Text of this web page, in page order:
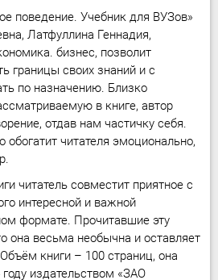
поведение. Учебник для ВУЗов»
Латфуллина Геннадия,
бизнес, позволит
границы своих знаний и с
по назначению. Близко
в книге, автор
отдав нам частичку себя.
обогатит читателя эмоционально,
читатель совместит приятное с
интересной и важной
формате. Прочитавшие эту
она весьма необычна и оставляет
книги – 100 страниц, она
издательством «ЗАО